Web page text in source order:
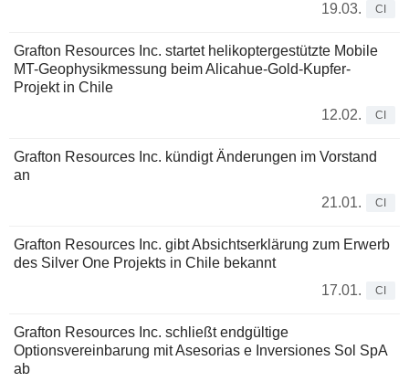
19.03.
CI
Grafton Resources Inc. startet helikoptergestützte Mobile
MT-Geophysikmessung beim Alicahue-Gold-Kupfer-
Projekt in Chile
12.02.
CI
Grafton Resources Inc. kündigt Änderungen im Vorstand
an
21.01.
CI
Grafton Resources Inc. gibt Absichtserklärung zum Erwerb
des Silver One Projekts in Chile bekannt
17.01.
CI
Grafton Resources Inc. schließt endgültige
Optionsvereinbarung mit Asesorias e Inversiones Sol SpA
ab